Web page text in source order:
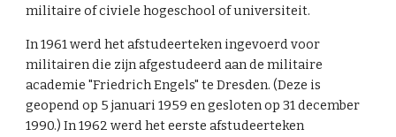
militaire of civiele hogeschool of universiteit.
In 1961 werd het afstudeerteken ingevoerd voor
militairen die zijn afgestudeerd aan de militaire
academie "Friedrich Engels" te Dresden. (Deze is
geopend op 5 januari 1959 en gesloten op 31 december
1990.) In 1962 werd het eerste afstudeerteken